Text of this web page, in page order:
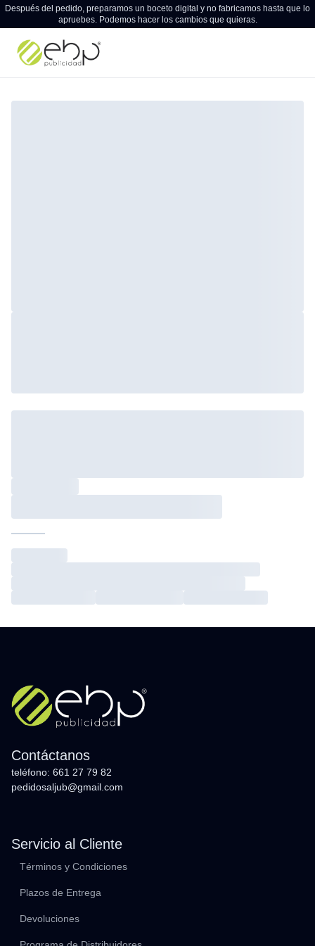
Después del pedido, preparamos un boceto digital y no fabricamos hasta que lo
apruebes. Podemos hacer los cambios que quieras.
Contáctanos
teléfono: 661 27 79 82
pedidosaljub@gmail.com
Servicio al Cliente
Términos y Condiciones
Plazos de Entrega
Devoluciones